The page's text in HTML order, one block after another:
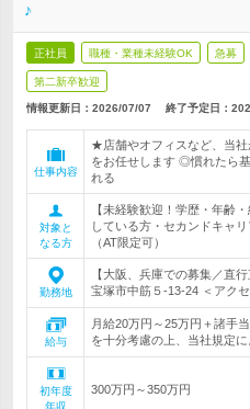
♪
正社員 職種・業種未経験OK 急募
第二新卒歓迎
情報更新日：2026/07/07 終了予定日：
仕事内容
★店舗やオフィスなど、当社
をお任せします ◎慣れたら
れる
対象と
なる方
【未経験歓迎！学歴・年齢
している方・セカンドキャ
（AT限定可）
勤務地
【大阪、兵庫での募集／直
宝塚市中筋５-13-24 ＜アク
給与
月給20万円～25万円＋諸手
を十分考慮の上、当社規定
初年度
年収
300万円～350万円